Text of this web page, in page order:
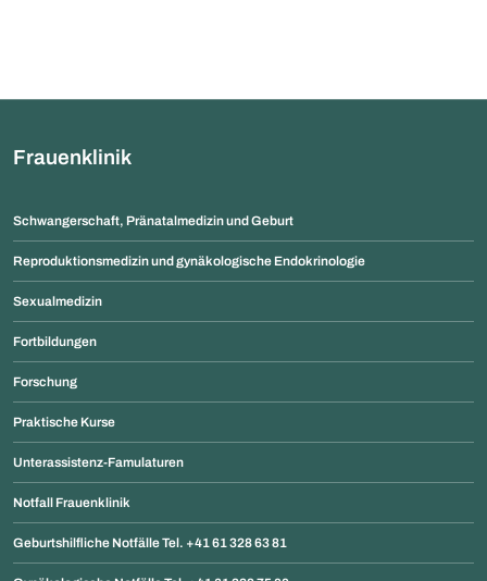
Frauenklinik
Schwangerschaft, Pränatalmedizin und Geburt
Reproduktionsmedizin und gynäkologische Endokrinologie
Sexualmedizin
Fortbildungen
Forschung
Praktische Kurse
Unterassistenz-Famulaturen
Notfall Frauenklinik
Geburtshilfliche Notfälle Tel. +41 61 328 63 81